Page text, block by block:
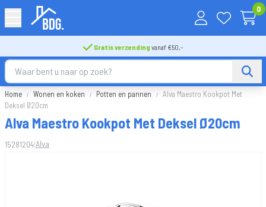
0
Gratis verzending vanaf €50,-
Home Wonen en koken Potten en pannen
Alva Maestro Kookpot Met
Deksel Ø20cm
Alva Maestro Kookpot Met Deksel Ø20cm
15281204|Alva